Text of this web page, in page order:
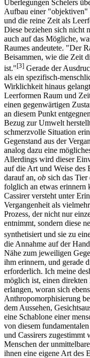
Überlegungen Schelers
Aufbau einer "objektiven"
und die reine Zeit als
Diese beziehen sich nicht
auch auf das Mögliche,
Raumes andeutete. "Der
Beisammen, wie die Zeit
ist."[3] Gerade der
als ein spezifisch-
Wirklichkeit hinaus
Leerformen Raum und
einen gegenwärtigen
an diesem Punkt
Bezug zur Umwelt
schmerzvolle Situation
Gegenstand aus der
analog dazu eine
Allerdings wird dieser
auf die Art und Weise des
darauf an, ob sich das
folglich an etwas erinnern
Cassirer versteht unter
Vergangenheit als
Prozess, der nicht nur
entnimmt, sondern diese
synthetisiert und sie zu
die Annahme auf der
Nähe zum jeweiligen
ihm erinnern, und gerade
erforderlich. Ich meine
möglich ist, einen direkten
erlangen, woran sich
Anthropomorphisierung
dem Aussehen,
eine Schablone einer
von diesem
und Cassirers zugestimmt
Menschen der
ihnen eine eigene Art des